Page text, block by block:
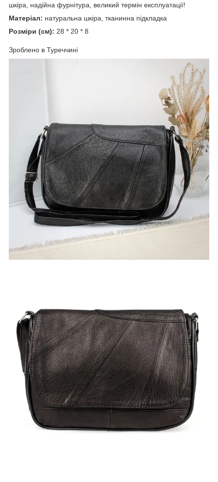
шкіра, надійна фурнітура, великий термін експлуатації!
Матеріал: натуральна шкіра, тканинна підкладка
Розміри (см): 28 * 20 * 8
Зроблено в Туреччині